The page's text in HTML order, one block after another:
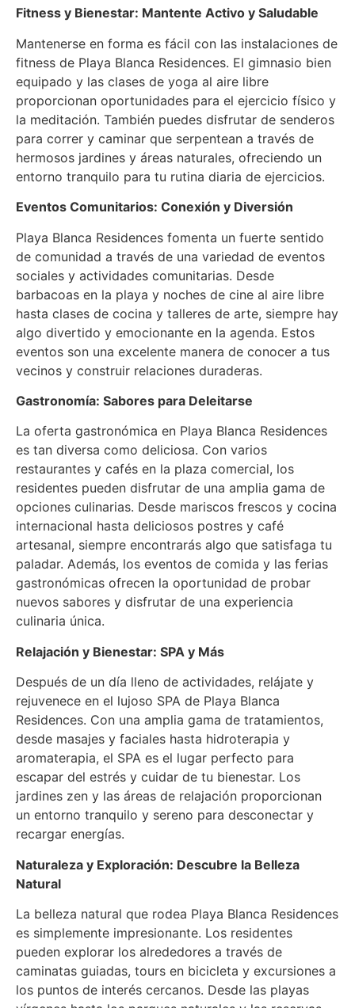
Fitness y Bienestar: Mantente Activo y Saludable
Mantenerse en forma es fácil con las instalaciones de
fitness de Playa Blanca Residences. El gimnasio bien
equipado y las clases de yoga al aire libre
proporcionan oportunidades para el ejercicio físico y
la meditación. También puedes disfrutar de senderos
para correr y caminar que serpentean a través de
hermosos jardines y áreas naturales, ofreciendo un
entorno tranquilo para tu rutina diaria de ejercicios.
Eventos Comunitarios: Conexión y Diversión
Playa Blanca Residences fomenta un fuerte sentido
de comunidad a través de una variedad de eventos
sociales y actividades comunitarias. Desde
barbacoas en la playa y noches de cine al aire libre
hasta clases de cocina y talleres de arte, siempre hay
algo divertido y emocionante en la agenda. Estos
eventos son una excelente manera de conocer a tus
vecinos y construir relaciones duraderas.
Gastronomía: Sabores para Deleitarse
La oferta gastronómica en Playa Blanca Residences
es tan diversa como deliciosa. Con varios
restaurantes y cafés en la plaza comercial, los
residentes pueden disfrutar de una amplia gama de
opciones culinarias. Desde mariscos frescos y cocina
internacional hasta deliciosos postres y café
artesanal, siempre encontrarás algo que satisfaga tu
paladar. Además, los eventos de comida y las ferias
gastronómicas ofrecen la oportunidad de probar
nuevos sabores y disfrutar de una experiencia
culinaria única.
Relajación y Bienestar: SPA y Más
Después de un día lleno de actividades, relájate y
rejuvenece en el lujoso SPA de Playa Blanca
Residences. Con una amplia gama de tratamientos,
desde masajes y faciales hasta hidroterapia y
aromaterapia, el SPA es el lugar perfecto para
escapar del estrés y cuidar de tu bienestar. Los
jardines zen y las áreas de relajación proporcionan
un entorno tranquilo y sereno para desconectar y
recargar energías.
Naturaleza y Exploración: Descubre la Belleza
Natural
La belleza natural que rodea Playa Blanca Residences
es simplemente impresionante. Los residentes
pueden explorar los alrededores a través de
caminatas guiadas, tours en bicicleta y excursiones a
los puntos de interés cercanos. Desde las playas